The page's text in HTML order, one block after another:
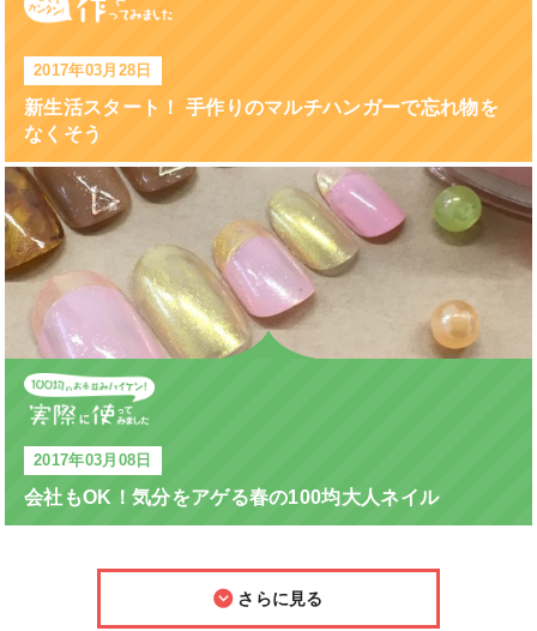
2017年03月28日
新生活スタート！ 手作りのマルチハンガーで忘れ物を
なくそう
2017年03月08日
会社もOK！気分をアゲる春の100均大人ネイル
さらに見る